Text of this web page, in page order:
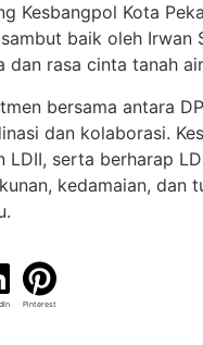
Kesbangpol Kota
baik oleh
dan rasa cinta tanah
bersama antara
dan kolaborasi.
LDII, serta berharap
kedamaian, dan
Pinterest